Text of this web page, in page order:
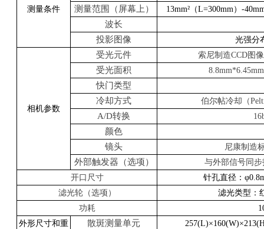
测量条件 测量范围（屏幕上） 13mm² （L=300mm）-
波长
投影图像
光强分
相机参数
受光元件 索尼制造CCD图
受光面积 8.8mm*6.45mm
快门类型
冷却方式
伯尔帖冷却（
A/D转换
颜色
镜头
尼康制造
外部触发器（选项）
与外部信号同
开口尺寸
针孔直径：
滤光轮（选项）
滤光类型：
功耗
外形尺寸和重
散斑测量单元